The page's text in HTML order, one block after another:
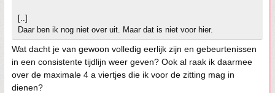
[..]
Daar ben ik nog niet over uit. Maar dat is niet voor hier.
Wat dacht je van gewoon volledig eerlijk zijn en gebeurtenissen
in een consistente tijdlijn weer geven? Ook al raak ik daarmee
over de maximale 4 a viertjes die ik voor de zitting mag in
dienen?